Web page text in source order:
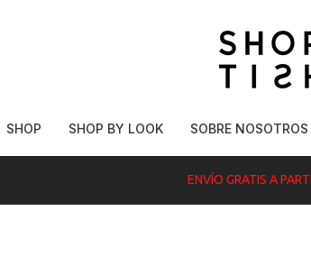
SHOP SHOP BY LOOK SOBRE NOSOTROS
ENVÍO GRATIS A